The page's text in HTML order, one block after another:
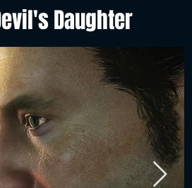
Daughter